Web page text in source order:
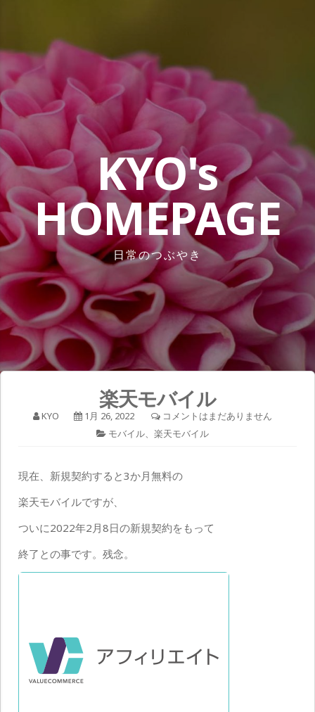
ン
ツ
へ
ス
キ
ッ
プ
KYO's
HOMEPAGE
日常のつぶやき
楽天モバイル
KYO 1月 26, 2022
コメントはまだありません
モバイル、 楽天モバイル
現在、新規契約すると3か月無料の
楽天モバイルですが、
ついに2022年2月8日の新規契約をもって
終了との事です。残念。